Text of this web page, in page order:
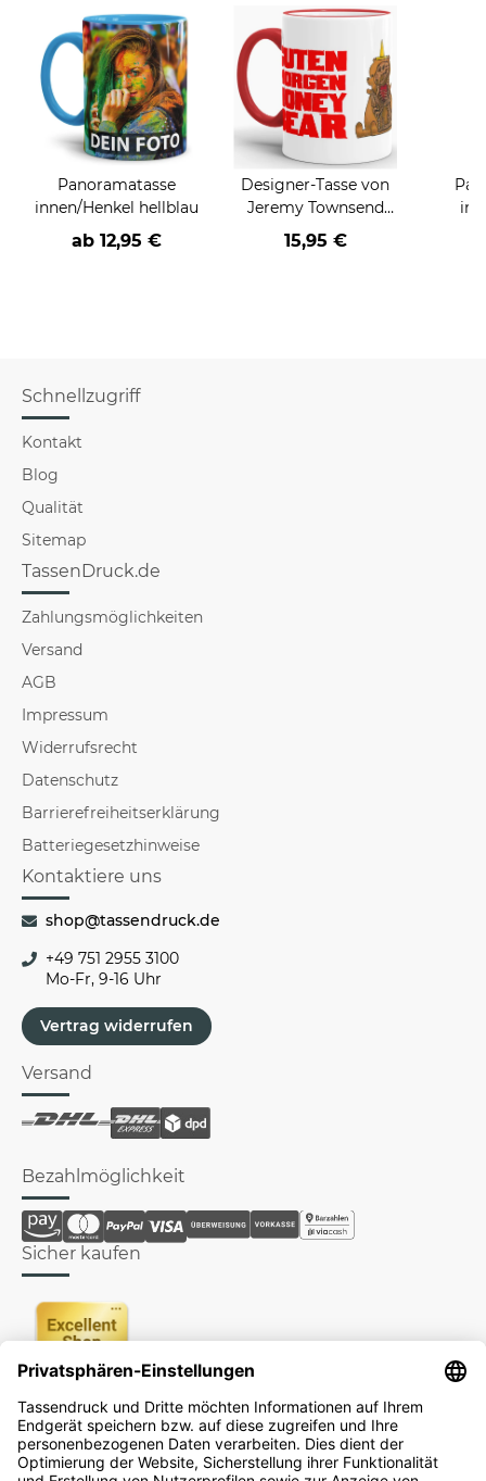
Panoramatasse
innen/Henkel hellblau
ab 12,95 €
Designer-Tasse von
Jeremy Townsend
"Honeybear"
15,95 €
Schnellzugriff
Kontakt
Blog
Qualität
Sitemap
TassenDruck.de
Zahlungsmöglichkeiten
Versand
AGB
Impressum
Widerrufsrecht
Datenschutz
Barrierefreiheitserklärung
Batteriegesetzhinweise
Kontaktiere uns
shop@tassendruck.de
+49 751 2955 3100
Mo-Fr, 9-16 Uhr
Vertrag widerrufen
Versand
Bezahlmöglichkeit
Sicher kaufen